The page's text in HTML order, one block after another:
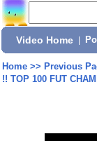
Video Home
Home>> Previous
!! TOP 100 FUT